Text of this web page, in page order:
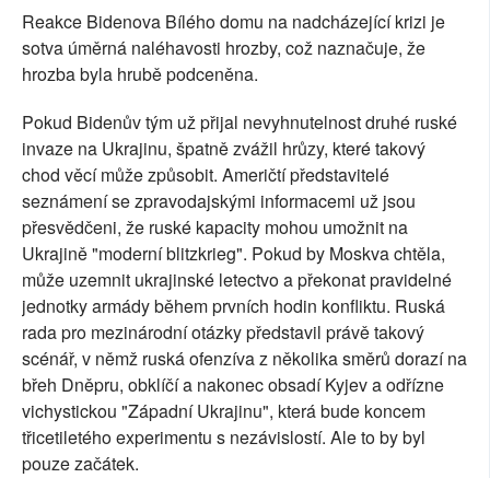
Reakce Bidenova Bílého domu na nadcházející krizi je
sotva úměrná naléhavosti hrozby, což naznačuje, že
hrozba byla hrubě podceněna.
Pokud Bidenův tým už přijal nevyhnutelnost druhé ruské
invaze na Ukrajinu, špatně zvážil hrůzy, které takový
chod věcí může způsobit. Američtí představitelé
seznámení se zpravodajskými informacemi už jsou
přesvědčeni, že ruské kapacity mohou umožnit na
Ukrajině "moderní blitzkrieg". Pokud by Moskva chtěla,
může uzemnit ukrajinské letectvo a překonat pravidelné
jednotky armády během prvních hodin konfliktu. Ruská
rada pro mezinárodní otázky představil právě takový
scénář, v němž ruská ofenzíva z několika směrů dorazí na
břeh Dněpru, obklíčí a nakonec obsadí Kyjev a odřízne
vichystickou "Západní Ukrajinu", která bude koncem
třicetiletého experimentu s nezávislostí. Ale to by byl
pouze začátek.